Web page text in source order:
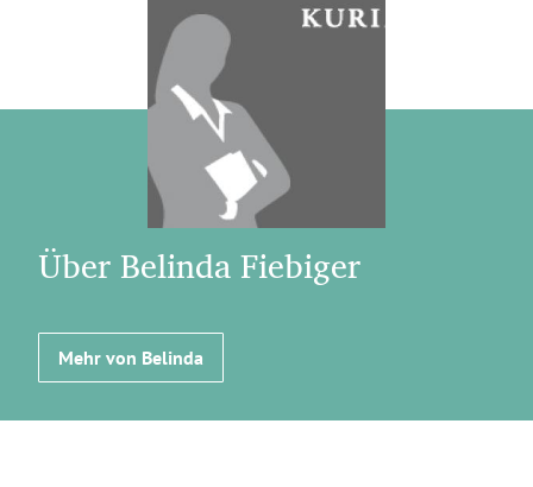
Über Belinda Fiebiger
Mehr von Belinda